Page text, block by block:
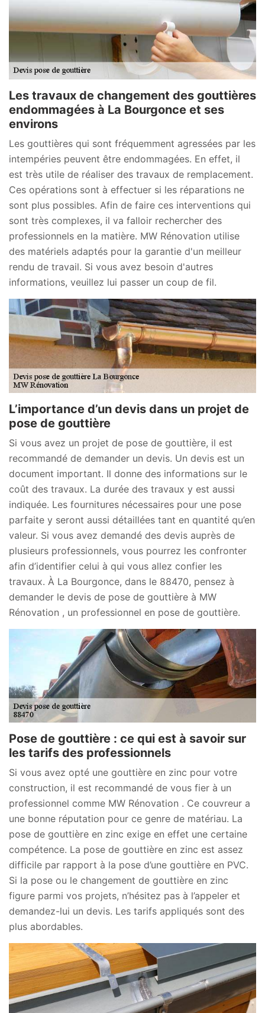
Les travaux de changement des gouttières
endommagées à La Bourgonce et ses
environs
Les gouttières qui sont fréquemment agressées par les
intempéries peuvent être endommagées. En effet, il
est très utile de réaliser des travaux de remplacement.
Ces opérations sont à effectuer si les réparations ne
sont plus possibles. Afin de faire ces interventions qui
sont très complexes, il va falloir rechercher des
professionnels en la matière. MW Rénovation utilise
des matériels adaptés pour la garantie d'un meilleur
rendu de travail. Si vous avez besoin d'autres
informations, veuillez lui passer un coup de fil.
L’importance d’un devis dans un projet de
pose de gouttière
Si vous avez un projet de pose de gouttière, il est
recommandé de demander un devis. Un devis est un
document important. Il donne des informations sur le
coût des travaux. La durée des travaux y est aussi
indiquée. Les fournitures nécessaires pour une pose
parfaite y seront aussi détaillées tant en quantité qu’en
valeur. Si vous avez demandé des devis auprès de
plusieurs professionnels, vous pourrez les confronter
afin d’identifier celui à qui vous allez confier les
travaux. À La Bourgonce, dans le 88470, pensez à
demander le devis de pose de gouttière à MW
Rénovation , un professionnel en pose de gouttière.
Pose de gouttière : ce qui est à savoir sur
les tarifs des professionnels
Si vous avez opté une gouttière en zinc pour votre
construction, il est recommandé de vous fier à un
professionnel comme MW Rénovation . Ce couvreur a
une bonne réputation pour ce genre de matériau. La
pose de gouttière en zinc exige en effet une certaine
compétence. La pose de gouttière en zinc est assez
difficile par rapport à la pose d’une gouttière en PVC.
Si la pose ou le changement de gouttière en zinc
figure parmi vos projets, n’hésitez pas à l’appeler et
demandez-lui un devis. Les tarifs appliqués sont des
plus abordables.